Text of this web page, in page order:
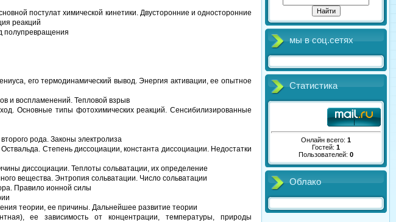
постулат химической кинетики. Двусторонние и односторонние
реакций
полупревращения
его термодинамический вывод. Энергия активации, ее опытное
и воспламенений. Тепловой взрыв
Основные типы фотохимических реакций. Сенсибилизированные
рода. Законы электролиза
Степень диссоциации, константа диссоциации. Недостатки
диссоциации. Теплоты сольватации, их определение
вещества. Энтропия сольватации. Число сольватации
Правило ионной силы
теории, ее причины. Дальнейшее развитие теории
ее зависимость от концентрации, температуры, природы
мы в соц.сетях
Статистика
Онлайн всего: 1
Гостей: 1
Пользователей: 0
Облако